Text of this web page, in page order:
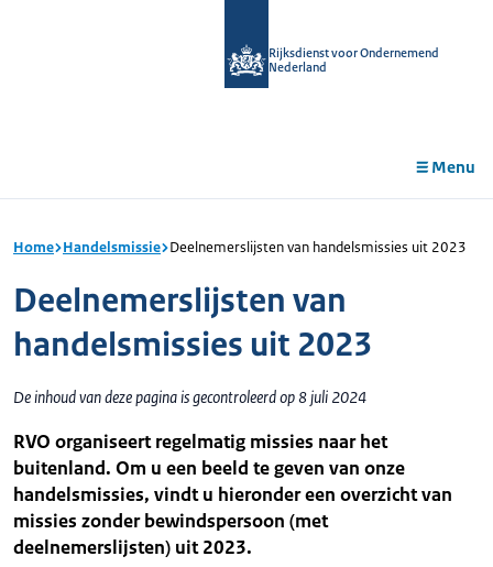
Rijksdienst voor Ondernemend
Nederland
Menu
Home Handelsmissie Deelnemerslijsten van handelsmissies uit 2023
Deelnemerslijsten van
handelsmissies uit 2023
De inhoud van deze pagina is gecontroleerd op 8 juli 2024
RVO organiseert regelmatig missies naar het
buitenland. Om u een beeld te geven van onze
handelsmissies, vindt u hieronder een overzicht van
missies zonder bewindspersoon (met
deelnemerslijsten) uit 2023.